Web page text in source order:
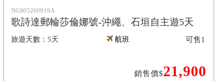
NGS05260819A
歌詩達郵輪莎倫娜號-沖繩、石垣自主遊5天
5天 航班
銷售價$21,900
可售1